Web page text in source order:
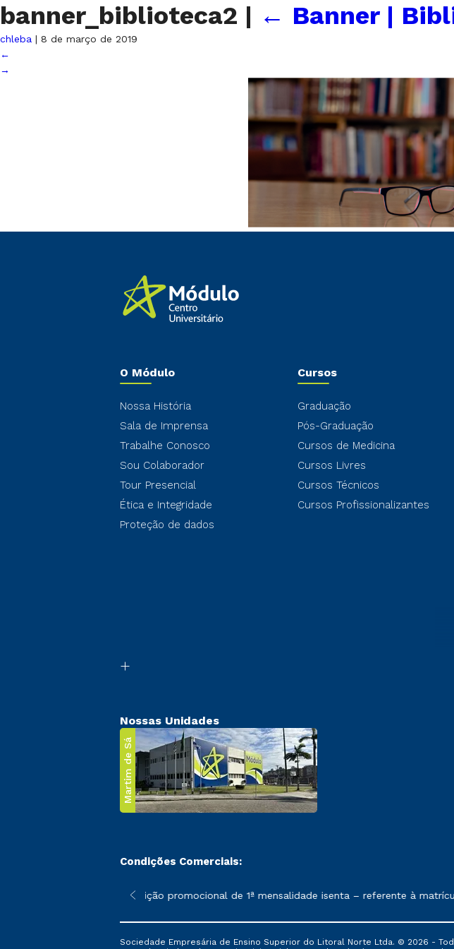
banner_biblioteca2 | ← Banner |
chleba | 8 de março de 2019
←
→
O Módulo
Nossa História
Sala de Imprensa
Trabalhe Conosco
Sou Colaborador
Tour Presencial
Ética e Integridade
Proteção de dados
Cursos
Graduação
Pós-Graduação
Cursos de Medicina
Cursos Livres
Cursos Técnicos
Cursos Profissionalizantes
Nossas Unidades
Martim de Sá
Condições Comerciais:
sofrer alterações nos períodos de rematrícula conforme exposto no contrato de
*A condição promocional de 1ª mensalidade isenta – referente à
Sociedade Empresária de Ensino Superior do Litoral Norte Ltda. © 2026 -